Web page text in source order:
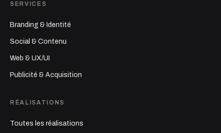
SERVICES
Branding & Identité
Social & Contenu
Web & UX/UI
Publicité & Acquisition
RÉALISATIONS
Toutes les réalisations